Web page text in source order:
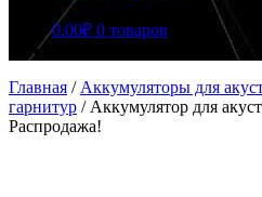
0.00₽ 0 товаров
Главная / Аккумуляторы для
гарнитур / Аккумулятор для
Распродажа!